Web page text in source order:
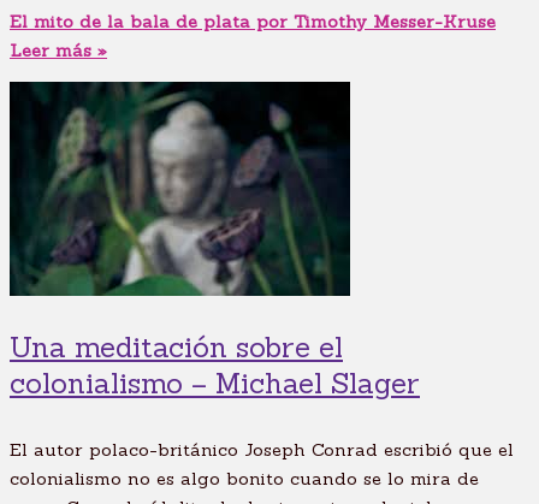
El mito de la bala de plata por Timothy Messer-Kruse
Leer más »
Una meditación sobre el
colonialismo – Michael Slager
El autor polaco-británico Joseph Conrad escribió que el
colonialismo no es algo bonito cuando se lo mira de